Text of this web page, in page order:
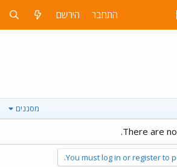
התחבר הירשם
מסננים
There are
You must log in or register to